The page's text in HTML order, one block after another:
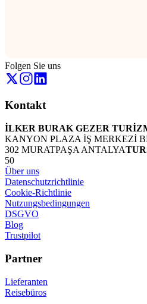
Folgen Sie uns
Kontakt
İLKER BURAK GEZER
KANYON PLAZA İŞ MERKEZİ
302 MURATPAŞA ANTALYA
50
Über uns
Datenschutzrichtlinie
Cookie-Richtlinie
Nutzungsbedingungen
DSGVO
Blog
Trustpilot
Partner
Lieferanten
Reisebüros